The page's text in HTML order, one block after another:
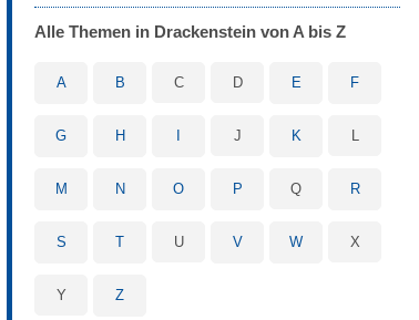
Alle Themen in Drackenstein von A bis Z
A B C D E F
G H J K L
M N O P Q R
S T U V W X
Y Z